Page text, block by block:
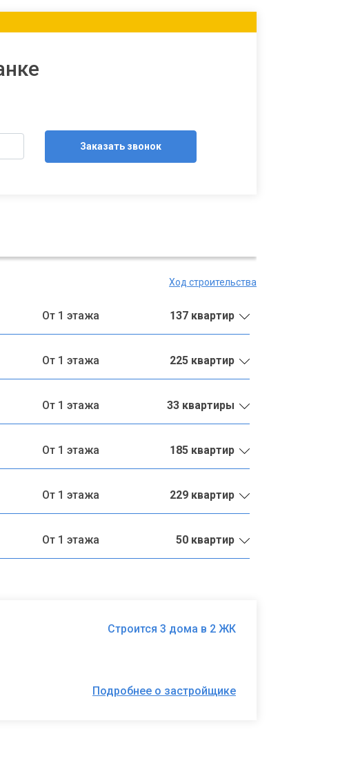
Заказать звонок
Ход строительства
От 1 этажа 137 квартир
От 1 этажа 225 квартир
От 1 этажа 33 квартиры
От 1 этажа 185 квартир
От 1 этажа 229 квартир
От 1 этажа 50 квартир
Строится 3 дома в 2 ЖК
Подробнее о застройщике